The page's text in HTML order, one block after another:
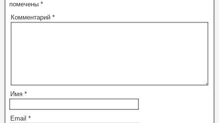
помечены *
Комментарий *
Имя *
Email *